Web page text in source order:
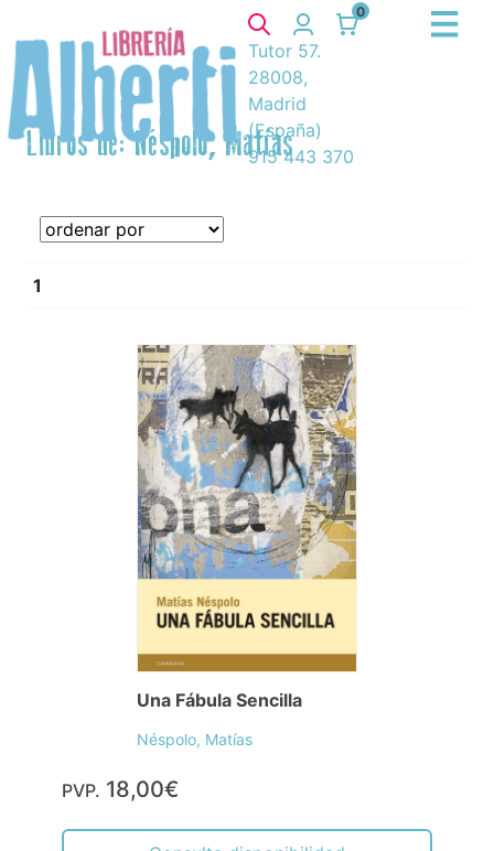
0
Tutor 57.
28008,
Madrid
(España)
915 443 370
Libros de: Néspolo, Matías
1
Una Fábula Sencilla
Néspolo, Matías
PVP. 18,00€